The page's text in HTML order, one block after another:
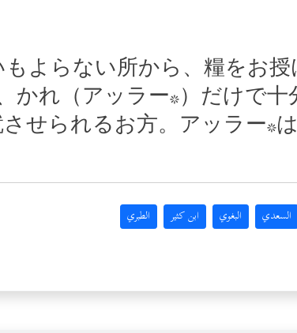
よらない所から、糧をお
かれ（アッラー*）だけで
せられるお方。アッラー*
السعدي البغوي ابن كثير الطبري